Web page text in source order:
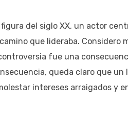
del siglo XX, un actor
que lideraba. Considero
fue una
queda claro que un
intereses arraigados y